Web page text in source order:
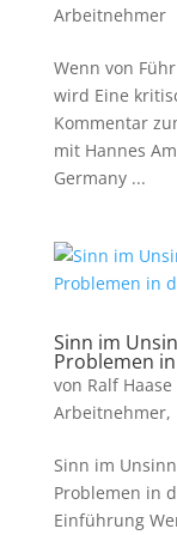
Arbeitnehmer
Wenn von
wird Eine
Kommentar
mit Hannes
Germany ...
Sinn im
Problemen
von Ralf Haase
Arbeitnehmer,
Sinn im
Problemen in
Einführung